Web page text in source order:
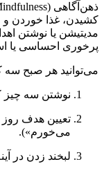
کشیدن، غذا خوردن
مدیتیشن یا نوشتن
پرخوری احساسی یا
می‌توانید هر صبح سه
نوشتن سه چیز
تعیین هدف روز
می‌خورم»).
لبخند زدن در